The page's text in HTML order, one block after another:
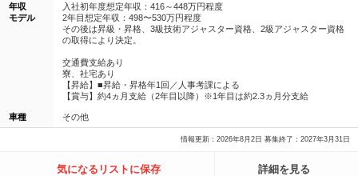
年収
モデル
入社初年度想定年収：416～448万円程度
2年目想定年収：498〜530万円程度
その後は昇級・昇格、3級技術アジャスター資格、2級アジャスター資格
の取得により決定。
交通費支給あり
寮、社宅あり
【昇給】■昇給・昇格年1回／人事考課による
【賞与】約4ヵ月支給（2年目以降）※1年目は約2.3ヵ月分支給
車種 その他
情報更新：2026年8月2日 募集終了：2027年3月31日
気になるリストに保存 詳細を見る